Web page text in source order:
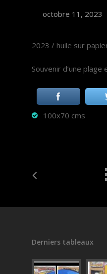
octobre 11, 2023
2023 / huile sur
Souvenir d’une plage
100x70 cms
Derniers tableaux